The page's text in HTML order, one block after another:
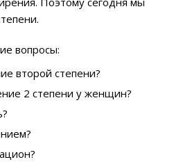
вопросы:
второй степени?
2 степени у женщин?